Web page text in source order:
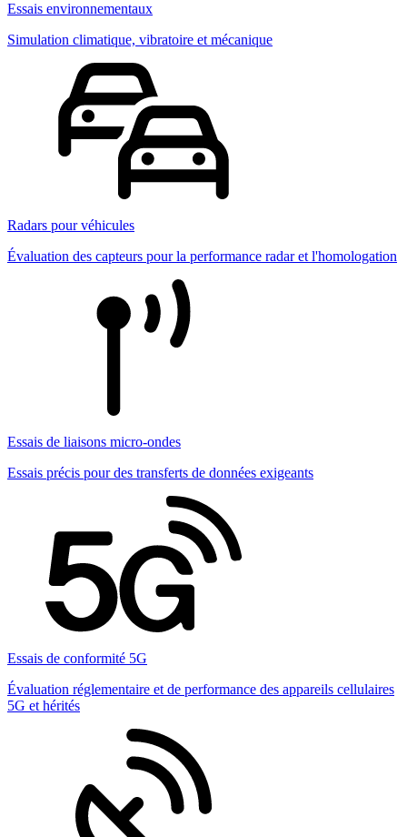
Essais environnementaux
Simulation climatique, vibratoire et mécanique
Radars pour véhicules
Évaluation des capteurs pour la performance radar et l'homologation
Essais de liaisons micro-ondes
Essais précis pour des transferts de données exigeants
Essais de conformité 5G
Évaluation réglementaire et de performance des appareils cellulaires
5G et hérités